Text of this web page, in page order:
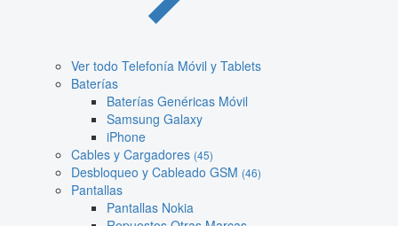
Ver todo Telefonía Móvil y Tablets
Baterías
Baterías Genéricas Móvil
Samsung Galaxy
iPhone
Cables y Cargadores (45)
Desbloqueo y Cableado GSM (46)
Pantallas
Pantallas Nokia